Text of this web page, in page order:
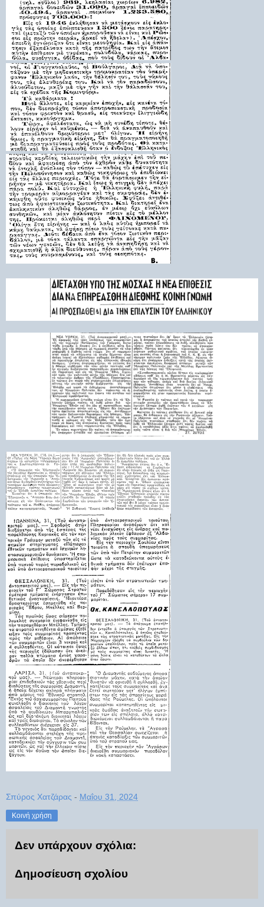
Σπύρος Χατζάρας - Μαΐου 31, 2024
Κοινή χρήση
Δεν υπάρχουν σχόλια:
Δημοσίευση σχολίου